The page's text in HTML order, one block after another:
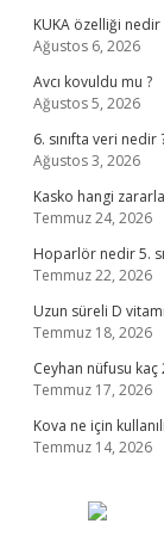
KUKA özelliği nedir
Ağustos 6, 2026
Avcı kovuldu mu ?
Ağustos 5, 2026
6. sınıfta veri nedir
Ağustos 3, 2026
Kasko hangi
Temmuz 24, 2026
Hoparlör nedir 5.
Temmuz 22, 2026
Uzun süreli D
Temmuz 18, 2026
Ceyhan nüfusu kaç
Temmuz 17, 2026
Kova ne için
Temmuz 14, 2026